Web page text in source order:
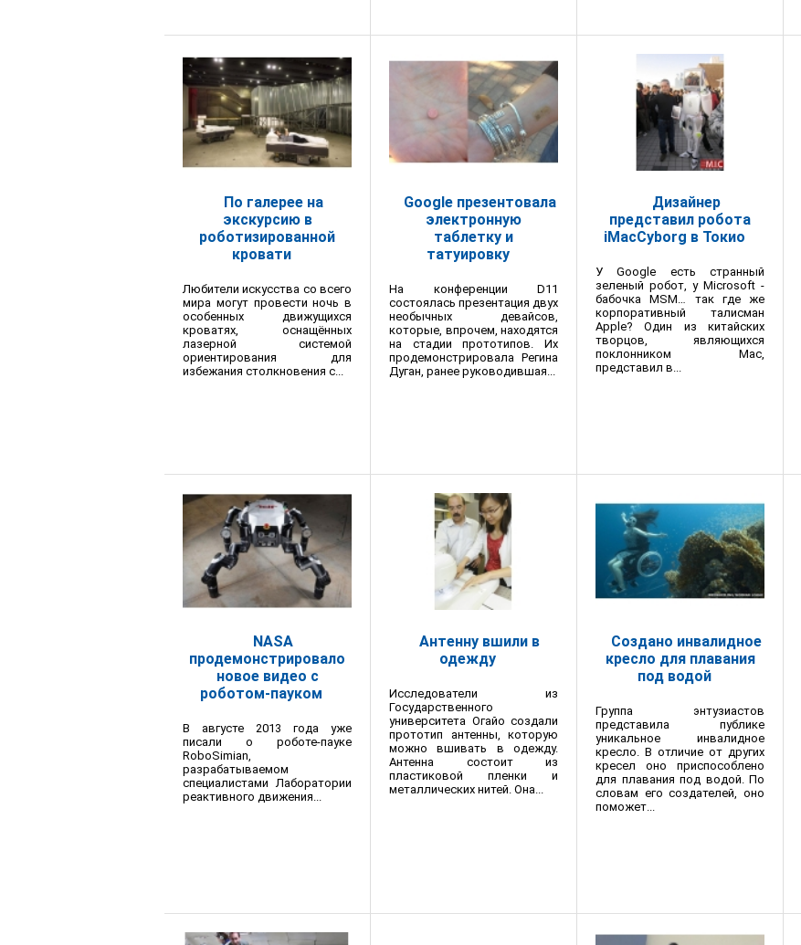
По галерее на
экскурсию в
роботизированной
кровати
Любители искусства со всего
мира могут провести ночь в
особенных движущихся
кроватях, оснащённых
лазерной системой
ориентирования для
избежания столкновения с...
Google презентовала
электронную
таблетку и
татуировку
На конференции D11
состоялась презентация двух
необычных девайсов,
которые, впрочем, находятся
на стадии прототипов. Их
продемонстрировала Регина
Дуган, ранее руководившая...
Дизайнер
представил робота
iMacCyborg в Токио
У Google есть странный
зеленый робот, у Microsoft -
бабочка MSM… так где же
корпоративный талисман
Apple? Один из китайских
творцов, являющихся
поклонником Mас,
представил в...
NASA
продемонстрировало
новое видео с
роботом-пауком
В августе 2013 года уже
писали о роботе-пауке
RoboSimian,
разрабатываемом
специалистами Лаборатории
реактивного движения...
Антенну вшили в
одежду
Исследователи из
Государственного
университета Огайо создали
прототип антенны, которую
можно вшивать в одежду.
Антенна состоит из
пластиковой пленки и
металлических нитей. Она...
Создано инвалидное
кресло для плавания
под водой
Группа энтузиастов
представила публике
уникальное инвалидное
кресло. В отличие от других
кресел оно приспособлено
для плавания под водой. По
словам его создателей, оно
поможет...